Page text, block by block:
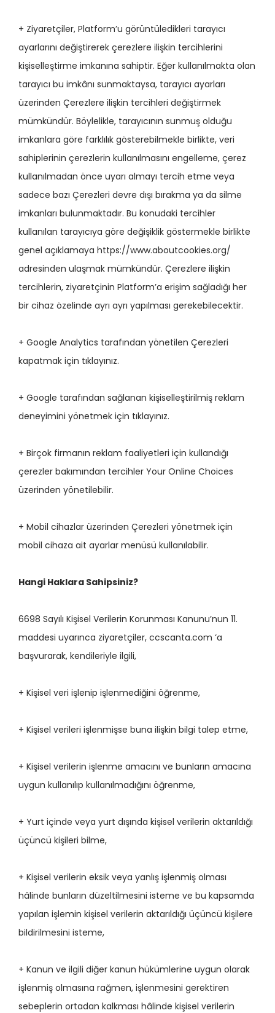
+ Ziyaretçiler, Platform’u görüntüledikleri tarayıcı
ayarlarını değiştirerek çerezlere ilişkin tercihlerini
kişiselleştirme imkanına sahiptir. Eğer kullanılmakta olan
tarayıcı bu imkânı sunmaktaysa, tarayıcı ayarları
üzerinden Çerezlere ilişkin tercihleri değiştirmek
mümkündür. Böylelikle, tarayıcının sunmuş olduğu
imkanlara göre farklılık gösterebilmekle birlikte, veri
sahiplerinin çerezlerin kullanılmasını engelleme, çerez
kullanılmadan önce uyarı almayı tercih etme veya
sadece bazı Çerezleri devre dışı bırakma ya da silme
imkanları bulunmaktadır. Bu konudaki tercihler
kullanılan tarayıcıya göre değişiklik göstermekle birlikte
genel açıklamaya https://www.aboutcookies.org/
adresinden ulaşmak mümkündür. Çerezlere ilişkin
tercihlerin, ziyaretçinin Platform’a erişim sağladığı her
bir cihaz özelinde ayrı ayrı yapılması gerekebilecektir.
+ Google Analytics tarafından yönetilen Çerezleri
kapatmak için tıklayınız.
+ Google tarafından sağlanan kişiselleştirilmiş reklam
deneyimini yönetmek için tıklayınız.
+ Birçok firmanın reklam faaliyetleri için kullandığı
çerezler bakımından tercihler Your Online Choices
üzerinden yönetilebilir.
+ Mobil cihazlar üzerinden Çerezleri yönetmek için
mobil cihaza ait ayarlar menüsü kullanılabilir.
Hangi Haklara Sahipsiniz?
6698 Sayılı Kişisel Verilerin Korunması Kanunu’nun 11.
maddesi uyarınca ziyaretçiler, ccscanta.com ‘a
başvurarak, kendileriyle ilgili,
+ Kişisel veri işlenip işlenmediğini öğrenme,
+ Kişisel verileri işlenmişse buna ilişkin bilgi talep etme,
+ Kişisel verilerin işlenme amacını ve bunların amacına
uygun kullanılıp kullanılmadığını öğrenme,
+ Yurt içinde veya yurt dışında kişisel verilerin aktarıldığı
üçüncü kişileri bilme,
+ Kişisel verilerin eksik veya yanlış işlenmiş olması
hâlinde bunların düzeltilmesini isteme ve bu kapsamda
yapılan işlemin kişisel verilerin aktarıldığı üçüncü kişilere
bildirilmesini isteme,
+ Kanun ve ilgili diğer kanun hükümlerine uygun olarak
işlenmiş olmasına rağmen, işlenmesini gerektiren
sebeplerin ortadan kalkması hâlinde kişisel verilerin